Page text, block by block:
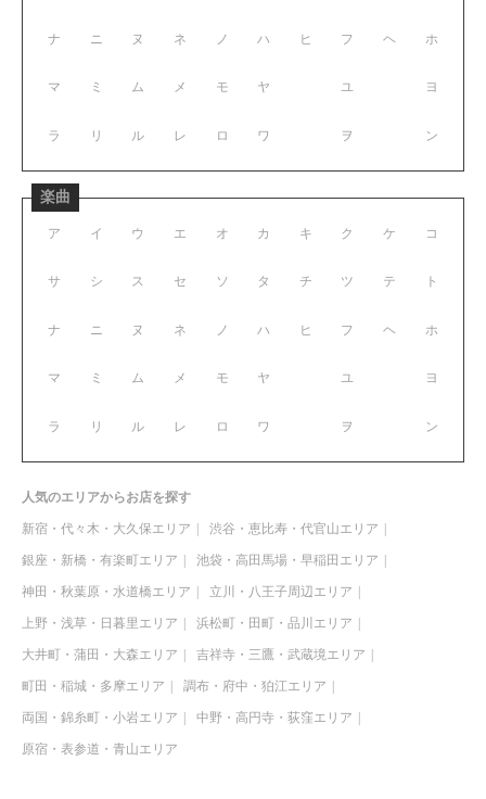
ナ ニ ヌ ネ ノ
マ ミ ム メ モ
ラ リ ル レ ロ
ハ ヒ フ ヘ ホ
ヤ ユ ヨ
ワ ヲ ン
楽曲
ア イ ウ エ オ
サ シ ス セ ソ
ナ ニ ヌ ネ ノ
マ ミ ム メ モ
ラ リ ル レ ロ
カ キ ク ケ コ
タ チ ツ テ ト
ハ ヒ フ ヘ ホ
ヤ ユ ヨ
ワ ヲ ン
人気のエリアからお店を探す
新宿・代々木・大久保エリア 渋谷・恵比寿・代官山エリア
銀座・新橋・有楽町エリア 池袋・高田馬場・早稲田エリア
神田・秋葉原・水道橋エリア 立川・八王子周辺エリア
上野・浅草・日暮里エリア 浜松町・田町・品川エリア
大井町・蒲田・大森エリア 吉祥寺・三鷹・武蔵境エリア
町田・稲城・多摩エリア 調布・府中・狛江エリア
両国・錦糸町・小岩エリア 中野・高円寺・荻窪エリア
原宿・表参道・青山エリア